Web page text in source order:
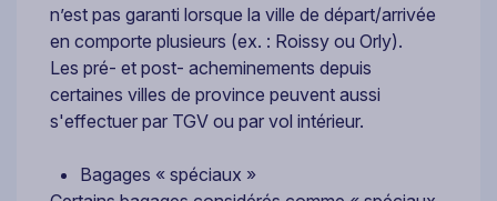
n’est pas garanti lorsque la ville de départ/arrivée
en comporte plusieurs (ex. : Roissy ou Orly).
Les pré- et post- acheminements depuis
certaines villes de province peuvent aussi
s'effectuer par TGV ou par vol intérieur.
Bagages « spéciaux »